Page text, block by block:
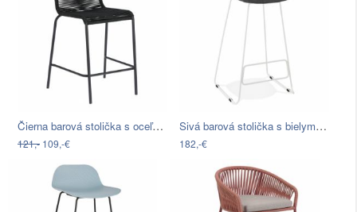
Čierna barová stolička s oceľovou…
121,- 109,-€
Sivá barová stolička s bielymi nohami…
182,-€